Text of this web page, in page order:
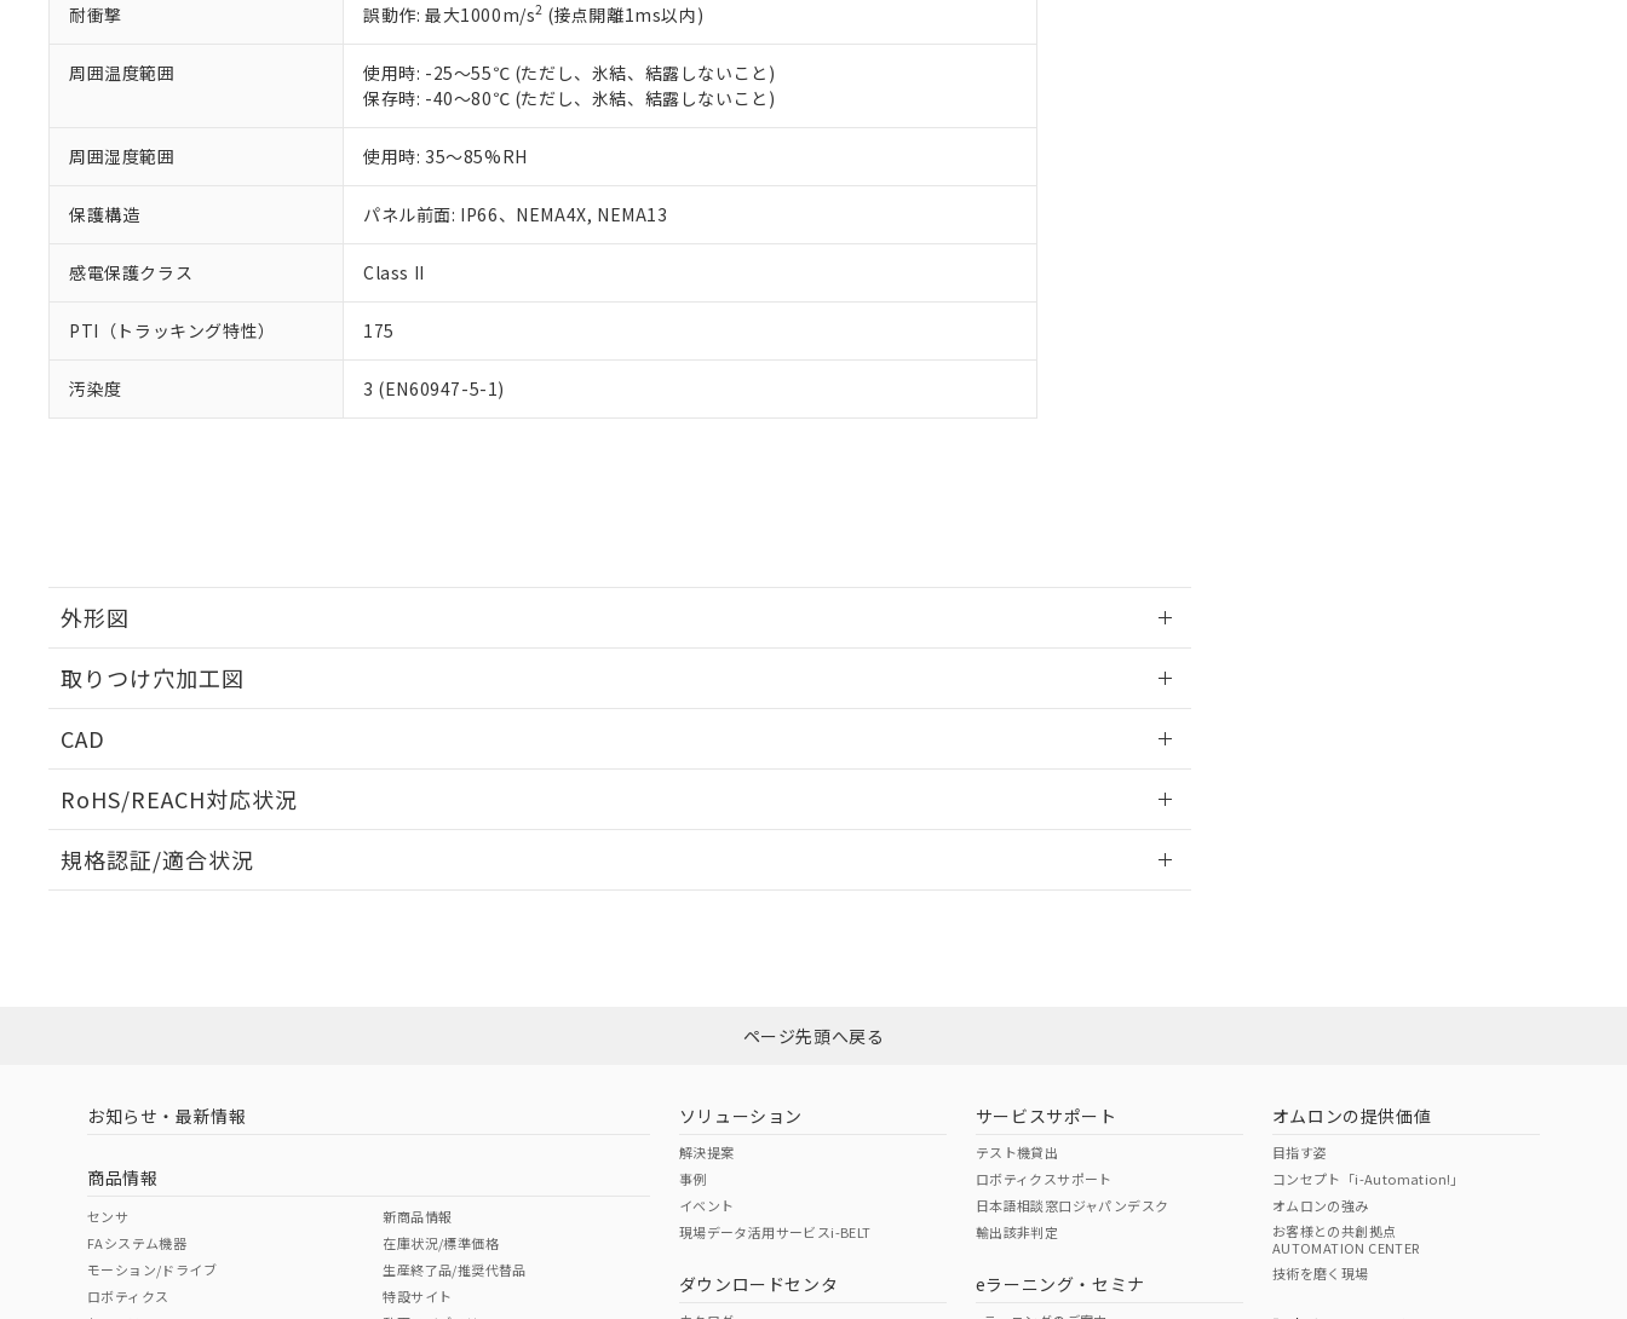
耐衝撃 誤動作: 最大1000m/s2 (接点開離1ms以内)
周囲温度範囲
使用時: -25～55℃ (ただし、氷結、結露しないこと)
保存時: -40～80℃ (ただし、氷結、結露しないこと)
周囲湿度範囲 使用時: 35～85%RH
保護構造 パネル前面: IP66、NEMA4X, NEMA13
感電保護クラス Class II
PTI（トラッキング特性） 175
汚染度 3 (EN60947-5-1)
外形図
取りつけ穴加工図
CAD
RoHS/REACH対応状況
EU RoHS 注意事項・凡例
ダウンロードはこちら
中国 RoHS 注意事項・凡例
中国 RoHS表
Pb Hg Cr(VI)
規格認証/適合状況
（イギリス
（ノルウェー
（日本
（アメリカ
この製品の規格認証/適合状況ページへ
その他の認証はこちらのページからご検索ください
ページ先頭へ戻る
お知らせ・最新情報
商品情報
センサ
FAシステム機器
モーション/ドライブ
ロボティクス
新商品情報
在庫状況/標準価格
生産終了品/推奨代替品
特設サイト
ソリューション
解決提案
事例
イベント
現場データ活用サービスi-BELT
ダウンロードセンタ
サービスサポート
テスト機貸出
ロボティクスサポート
日本語相談窓口ジャパンデスク
輸出該非判定
eラーニング・セミナ
オムロンの提供価値
目指す姿
コンセプト「i-Automation!」
オムロンの強み
お客様との共創拠点
AUTOMATION CENTER
技術を磨く現場